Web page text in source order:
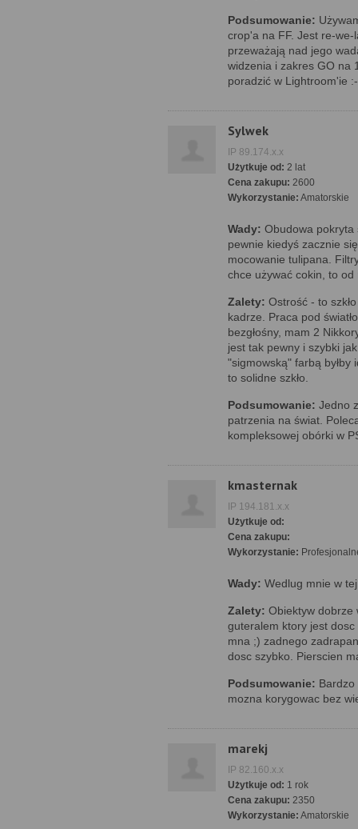
Podsumowanie:
crop'a na FF. Jest re-we-
przeważają nad jego
widzenia i zakres GO na
poradzić w Lightroom'ie
Sylwek
IP 89.174.x.x
Użytkuje od: 2 lat
Cena zakupu: 2600
Wykorzystanie: Amatorskie
Wady: Obudowa pokryta
pewnie kiedyś zacznie
mocowanie tulipana.
chce używać cokin, to
Zalety: Ostrość - to
kadrze. Praca pod
bezgłośny, mam 2
jest tak pewny i szybki
"sigmowską" farbą byłby
to solidne szkło.
Podsumowanie: Jedno
patrzenia na świat.
kompleksowej obórki w
kmasternak
IP 194.181.x.x
Użytkuje od:
Cena zakupu:
Wykorzystanie:
Wady: Wedlug mnie w
Zalety: Obiektyw dobrze
guteralem ktory jest
mna ;) zadnego
dosc szybko. Pierscien
Podsumowanie:
mozna korygowac bez
marekj
IP 82.160.x.x
Użytkuje od: 1 rok
Cena zakupu: 2350
Wykorzystanie: Amatorskie